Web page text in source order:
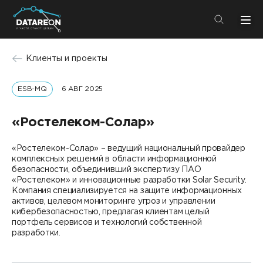
+7 (495) 280-08-01
Услуги
Партнеры
Пресс-центр
Импортозамещение
Компания
О компании
Решения
Клиенты и проекты
ESB-MQ 6 АВГ 2025
«Ростелеком-Солар»
«Ростелеком-Солар» – ведущий национальный провайдер
комплексных решений в области информационной
безопасности, объединивший экспертизу ПАО
«Ростелеком» и инновационные разработки Solar Security.
Компания специализируется на защите информационных
активов, целевом мониторинге угроз и управлении
кибербезопасностью, предлагая клиентам целый
портфель сервисов и технологий собственной
разработки.